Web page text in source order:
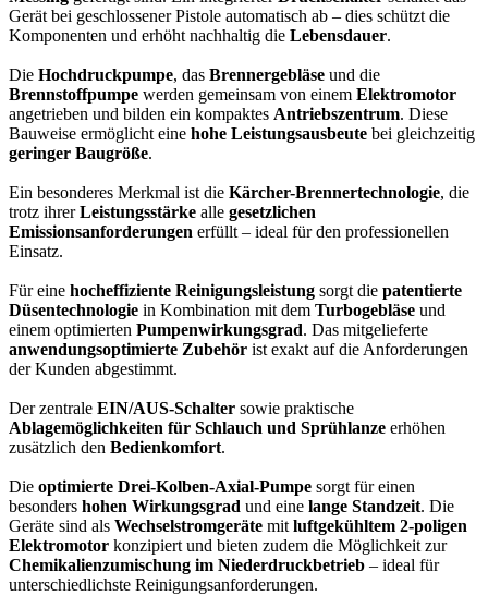
Gerät bei geschlossener Pistole automatisch ab – dies schützt die
Komponenten und erhöht nachhaltig die Lebensdauer.
Die Hochdruckpumpe, das Brennergebläse und die
Brennstoffpumpe werden gemeinsam von einem Elektromotor
angetrieben und bilden ein kompaktes Antriebszentrum. Diese
Bauweise ermöglicht eine hohe Leistungsausbeute bei gleichzeitig
geringer Baugröße.
Ein besonderes Merkmal ist die Kärcher-Brennertechnologie, die
trotz ihrerLeistungsstärke alle gesetzlichen
Emissionsanforderungen erfüllt – ideal für den professionellen
Einsatz.
Für eine hocheffiziente Reinigungsleistung sorgt die patentierte
Düsentechnologie in Kombination mit dem Turbogebläse und
einem optimierten Pumpenwirkungsgrad. Das mitgelieferte
anwendungsoptimierte Zubehör ist exakt auf die Anforderungen
der Kunden abgestimmt.
Der zentrale EIN/AUS-Schalter sowie praktische
Ablagemöglichkeiten für Schlauch und Sprühlanze erhöhen
zusätzlich den Bedienkomfort.
Die optimierte Drei-Kolben-Axial-Pumpe sorgt für einen
besonders hohen Wirkungsgrad und eine lange Standzeit. Die
Geräte sind als Wechselstromgeräte mit luftgekühltem 2-poligen
Elektromotor konzipiert und bieten zudem die Möglichkeit zur
Chemikalienzumischung im Niederdruckbetrieb – ideal für
unterschiedlichste Reinigungsanforderungen.